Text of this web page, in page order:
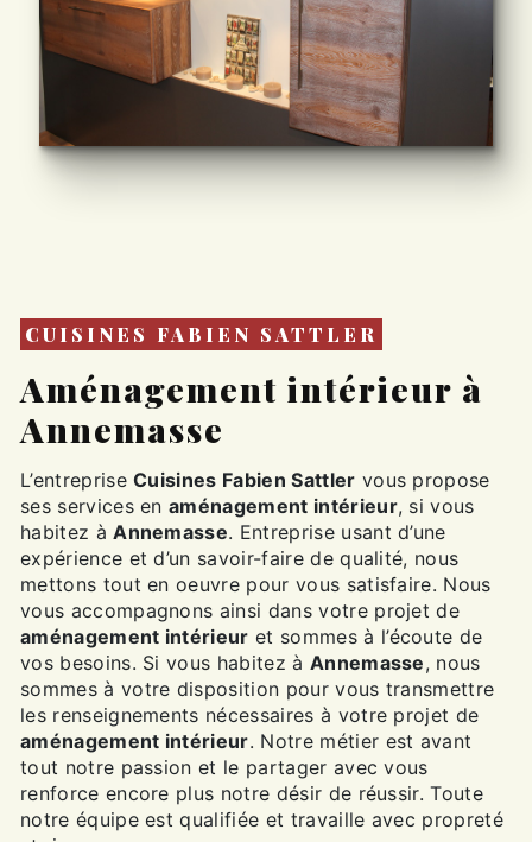
CUISINES FABIEN SATTLER
aménagement intérieur à
Annemasse
L’entrepriseCuisines Fabien Sattler vous propose
ses services enaménagement intérieur, si vous
habitez àAnnemasse. Entreprise usant d’une
expérience et d’un savoir-faire de qualité, nous
mettons tout en oeuvre pour vous satisfaire. Nous
vous accompagnons ainsi dans votre projet de
aménagement intérieur et sommes à l’écoute de
vos besoins. Si vous habitez à Annemasse, nous
sommes à votre disposition pour vous transmettre
les renseignements nécessaires à votre projet de
aménagement intérieur. Notre métier est avant
tout notre passion et le partager avec vous
renforce encore plus notre désir de réussir. Toute
notre équipe est qualifiée et travaille avec propreté